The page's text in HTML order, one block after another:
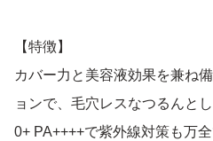
【特徴】
カバー力と美容液効果を兼ね
ョンで、毛穴レスなつるんと
0+ PA++++で紫外線対策も万全